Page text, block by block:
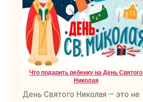
Что подарить ребенку на День Святого
Николая
День Святого Николая — это не